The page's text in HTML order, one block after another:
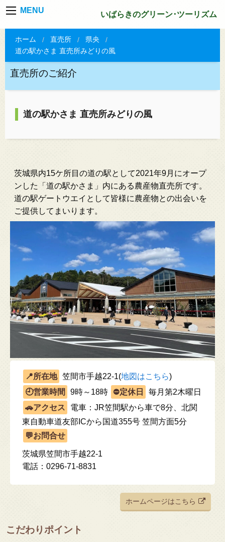
MENU いばらきのグリーン･ツーリズム
ホーム 直売所
県央
道の駅かさま 直売所みどりの風
直売所のご紹介
道の駅かさま 直売所みどりの風
茨城県内15ケ所目の道の駅として2021年9月にオープ
ンした「道の駅かさま」内にある農産物直売所です。
道の駅ゲートウエイとして皆様に農産物との出会いを
ご提供してまいります。
笠間市手越22-1(地図はこちら)
9時～18時
毎月第2木曜日
電車：JR笠間駅から車で8分、北関
東自動車道友部ICから国道355号 笠間方面5分
茨城県笠間市手越22-1
電話：0296-71-8831
ホームページはこちら
こだわりポイント